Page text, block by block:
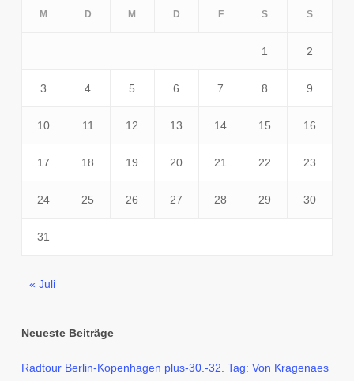
M D M D F S S
1 2
3 4 5 6 7 8 9
10 11 12 13 14 15 16
17 18 19 20 21 22 23
24 25 26 27 28 29 30
31
« Juli
Neueste Beiträge
Radtour Berlin-Kopenhagen plus-30.-32. Tag: Von Kragenaes